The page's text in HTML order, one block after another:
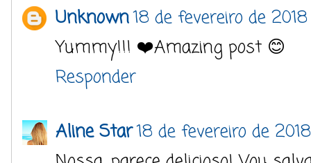
Unknown18 de fevereiro de
Yummy!!! ❤️Amazing post 😊
Responder
Aline Star18 de fevereiro de